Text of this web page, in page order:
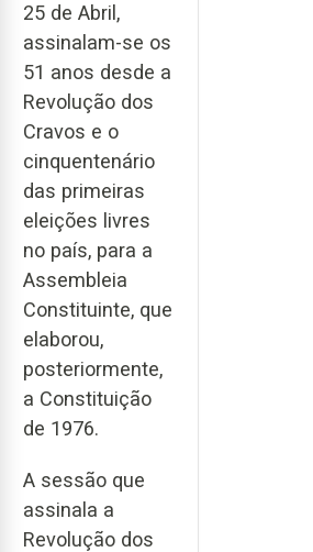
25 de Abril,
assinalam-se os
51 anos desde a
Revolução dos
Cravos e o
cinquentenário
das primeiras
eleições livres
no país, para a
Assembleia
Constituinte, que
elaborou,
posteriormente,
a Constituição
de 1976.
A sessão que
assinala a
Revolução dos